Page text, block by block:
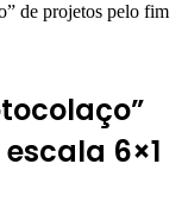
de projetos pelo fim
6×1